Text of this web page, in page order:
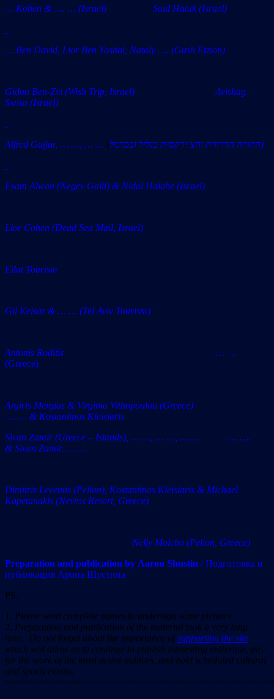
… Kohen & …. … (Israel) Said Hatuk (Israel)
… Ben David, Lior Ben Yashai, Nataly …. (Gush Etzion)
Gidon Ben-Zvi (Wish Trip, Israel)
Avishag
Swisa (Israel)
Alfred Gajjar, … …, … … ( החוויה הדרוזית והצ’ירקסית בגליל ובכרמל)
Esam Alwan (Negev Galil) & Nidal Halabe (Israel)
Lior Cohen (Dead Sea Mail, Israel)
Eilat Tourism
Gil Keisar & … … (Tel Aviv Tourism)
Antonis Roditis … …
(Greece)
Argiris Mergias & Virginia Vithopoulou (Greece)
… … & Kostantinos Kleisiaris
Sivan Zamir (Greece – Islands), … …, … …, … … … ….
& Sivan Zamir, … …
Dimitris Leventis (Pelion), Kostantinos Kleisiaris & Michael
Kapetanakis (Nevros Resort, Greece)
Nelly Molcho (Pelion, Greece)
Preparation and publication by Aaron Shustin / Подготовка и
публикация Арона Шустина
PS.
1. Please send complete names to undersign some pictures
2. Preparation and publication of the material took a very long
time. Do not forget about the importance ofsupporting the site
which will allow us to continue to publish interesting materials, pay
for the work of the most active authors, and hold scheduled cultural
and sports events.